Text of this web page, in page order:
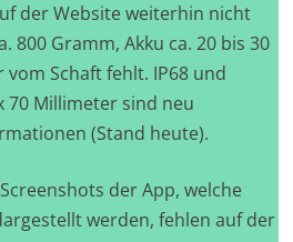
der Website weiterhin nicht
800 Gramm, Akku ca. 20 bis 30
Schaft fehlt. IP68 und
70 Millimeter sind neu
(Stand heute).
der App, welche
werden, fehlen auf der